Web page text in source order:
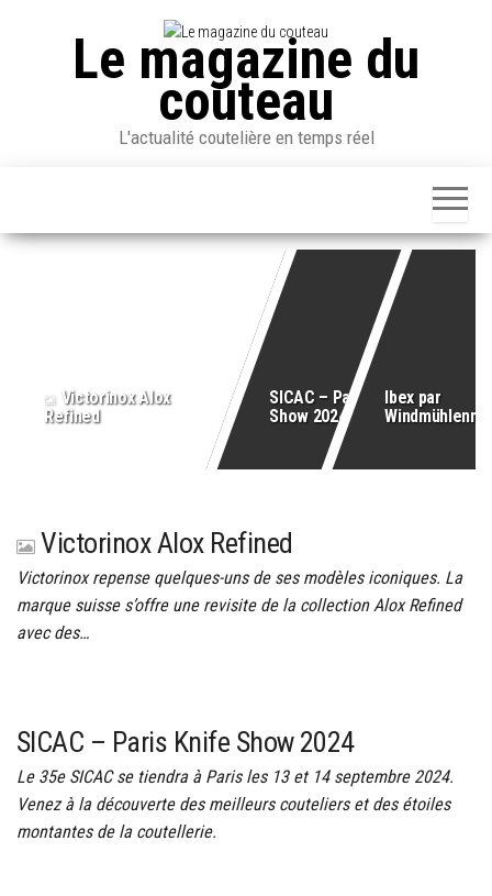
Le magazine du
couteau
L'actualité coutelière en temps réel
Victorinox Alox
Refined
SICAC – Paris Knife
Show 2024
Ibex par
Victorinox Alox Refined
Victorinox repense quelques-uns de ses modèles iconiques. La
marque suisse s’offre une revisite de la collection Alox Refined
avec des…
SICAC – Paris Knife Show 2024
Le 35e SICAC se tiendra à Paris les 13 et 14 septembre 2024.
Venez à la découverte des meilleurs couteliers et des étoiles
montantes de la coutellerie.